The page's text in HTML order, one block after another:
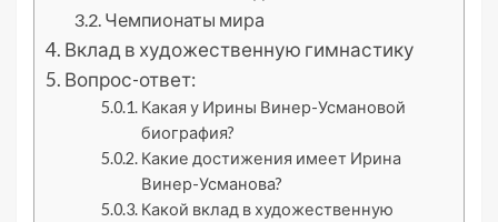
Чемпионаты мира
Вклад в художественную гимнастику
Вопрос-ответ:
Какая у Ирины Винер-Усмановой
биография?
Какие достижения имеет Ирина
Винер-Усманова?
Какой вклад в художественную